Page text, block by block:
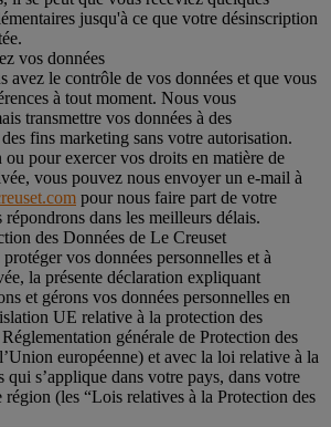
jusqu'à ce que votre désinscription
vos données
avez le contrôle de vos données et que vous
à tout moment. Nous vous
transmettre vos données à des
fins marketing sans votre autorisation.
pour exercer vos droits en matière de
vous pouvez nous envoyer un e-mail à
pour nous faire part de votre
dans les meilleurs délais.
des Données de Le Creuset
vos données personnelles et à
la présente déclaration expliquant
et gérons vos données personnelles en
UE relative à la protection des
générale de Protection des
européenne) et avec la loi relative à la
qui s’applique dans votre pays, dans votre
(les “Lois relatives à la Protection des